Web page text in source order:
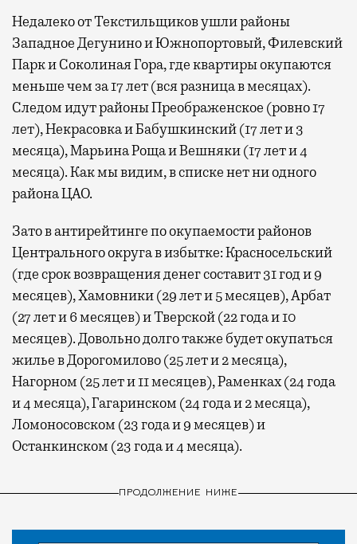
Недалеко от Текстильщиков ушли районы
Западное Дегунино и Южнопортовый, Филевский
Парк и Соколиная Гора, где квартиры окупаются
меньше чем за 17 лет (вся разница в месяцах).
Следом идут районы Преображенское (ровно 17
лет), Некрасовка и Бабушкинский (17 лет и 3
месяца), Марьина Роща и Вешняки (17 лет и 4
месяца). Как мы видим, в списке нет ни одного
района ЦАО.
Зато в антирейтинге по окупаемости районов
Центрального округа в избытке: Красносельский
(где срок возвращения денег составит 31 год и 9
месяцев), Хамовники (29 лет и 5 месяцев), Арбат
(27 лет и 6 месяцев) и Тверской (22 года и 10
месяцев). Довольно долго также будет окупаться
жилье в Дорогомилово (25 лет и 2 месяца),
Нагорном (25 лет и 11 месяцев), Раменках (24 года
и 4 месяца), Гагаринском (24 года и 2 месяца),
Ломоносовском (23 года и 9 месяцев) и
Останкинском (23 года и 4 месяца).
ПРОДОЛЖЕНИЕ НИЖЕ